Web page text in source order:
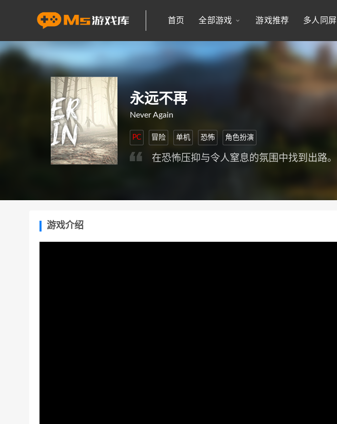
首页 全部游戏 游戏推荐 多人同屏
永远不再
Never Again
PC 冒险 单机 恐怖 角色扮演
在恐怖压抑与令人窒息的氛围中找到出路。
游戏介绍